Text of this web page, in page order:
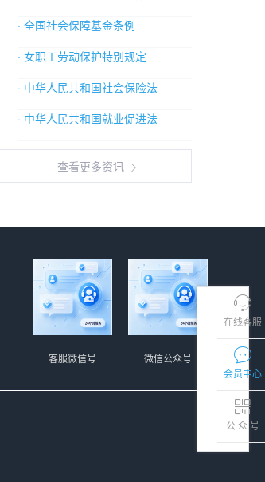
在线客服
会员中心
公 众 号
· 全国社会保障基金条例
· 女职工劳动保护特别规定
· 中华人民共和国社会保险法
· 中华人民共和国就业促进法
查看更多资讯
微信公众号
客服微信号